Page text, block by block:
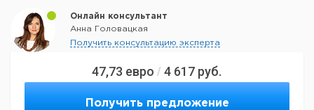
47,73 евро / 4 617 руб.
Получить предложение
Онлайн консультант
Анна Головацкая
Получить консультацию эксперта